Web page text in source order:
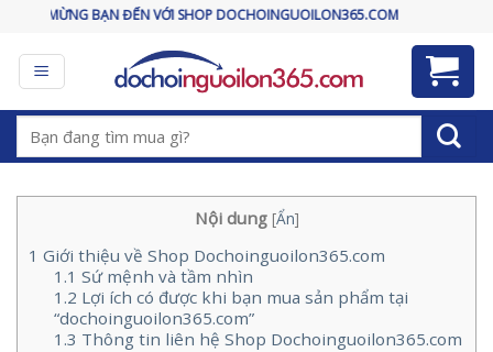
content
MỪNG BẠN ĐẾN VỚI SHOP DOCHOINGUOILON365.COM
Tìm
kiếm:
Nội dung [Ẩn]
1 Giới thiệu về Shop Dochoinguoilon365.com
1.1 Sứ mệnh và tầm nhìn
1.2 Lợi ích có được khi bạn mua sản phẩm tại
“dochoinguoilon365.com”
1.3 Thông tin liên hệ Shop Dochoinguoilon365.com